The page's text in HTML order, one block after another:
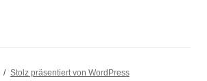
Stolz präsentiert von WordPress